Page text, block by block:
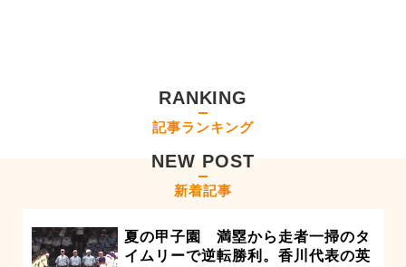
RANKING
記事ランキング
NEW POST
新着記事
夏の甲子園 満塁から走者一掃のタ
イムリーで逆転勝利。香川代表の英